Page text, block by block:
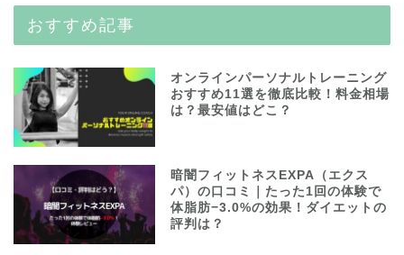
おすすめ記事
オンラインパーソナルトレーニング
おすすめ11選を徹底比較！料金相場
は？最安値はどこ？
暗闇フィットネスEXPA（エクス
パ）の口コミ｜たった1回の体験で
体脂肪−3.0%の効果！ダイエットの
評判は？